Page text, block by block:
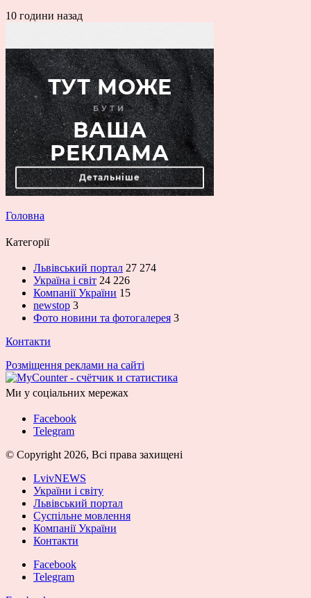
10 години назад
Головна
Категорії
Львівський портал 27 274
Україна і світ 24 226
Компанії України 15
newstop 3
Фото новини та фотогалерея 3
Контакти
Розміщення реклами на сайті
Ми у соціальних мережах
Facebook
Telegram
© Copyright 2026, Всі права захищені
LvivNEWS
України і світу
Львівський портал
Суспільне мовлення
Компанії України
Контакти
Facebook
Telegram